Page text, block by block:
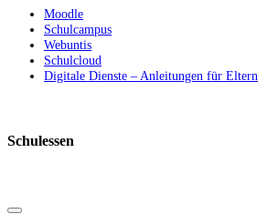
Moodle
Schulcampus
Webuntis
Schulcloud
Digitale Dienste – Anleitungen für Eltern
Schulessen